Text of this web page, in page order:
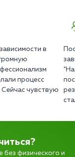
в
процесс
чувствую
без физического и